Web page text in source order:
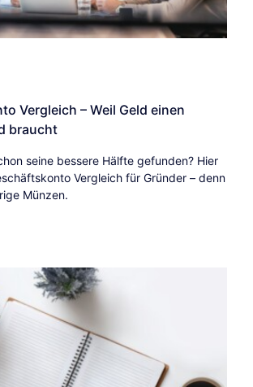
Vergleich – Weil Geld einen
braucht
seine bessere Hälfte gefunden? Hier
Vergleich für Gründer – denn
Münzen.